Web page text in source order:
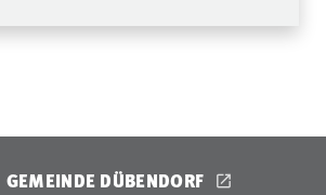
GEMEINDE DÜBENDORF